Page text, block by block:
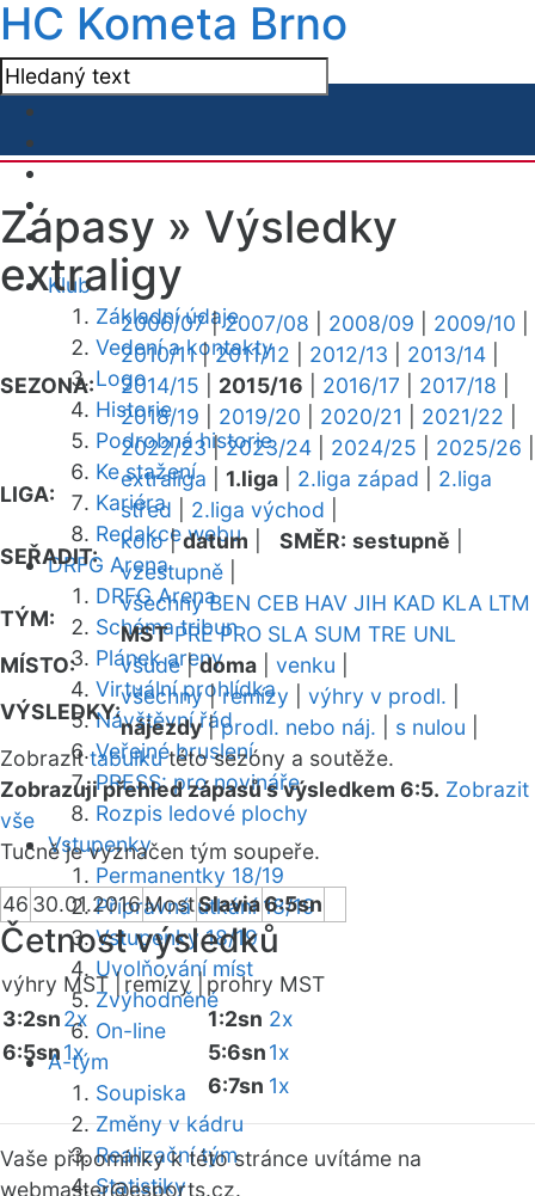
HC Kometa Brno
Klub
Základní údaje
Vedení a kontakty
Logo
Historie
Podrobná historie
Ke stažení
Kariéra
Redakce webu
DRFG Arena
DRFG Arena
Schéma tribun
Plánek areny
Virtuální prohlídka
Návštěvní řád
Veřejné bruslení
PRESS: pro novináře
Rozpis ledové plochy
Vstupenky
Permanentky 18/19
Přípravná utkání 18/19
Vstupenky 18/19
Uvolňování míst
Zvýhodněné
On-line
A-tým
Soupiska
Změny v kádru
Realizační tým
Statistiky
Zápasy » Výsledky
extraligy
SEZONA:
2006/07|2007/08 2008/09 2009/10
2010/11|2011/12 2012/13 2013/14
2014/15
2015/16 2016/17 2017/18
2018/19
2019/20 2020/21 2021/22
2022/23|2023/24 2024/25 2025/26
LIGA:
extraliga 1.liga 2.liga západ
2.liga
střed
2.liga východ
SEŘADIT:
kolo|datum SMĚR: sestupně
vzestupně
TÝM:
všechny BEN CEB HAV JIH KAD KLA LTM
MST PRE PRO SLA SUM TRE UNL
MÍSTO:
všude|doma venku
VÝSLEDKY:
všechny|remízy výhry v prodl.
nájezdy|prodl. nebo náj. s nulou
Zobrazittabulkutéto sezóny a soutěže.
Zobrazuji přehled zápasů s výsledkem 6:5. Zobrazit
vše
Tučně je vyznačen tým soupeře.
46 30.01.2016MostSlavia6:5sn
Četnost výsledků
výhry MST | remízy |prohry MST
3:2sn2x
6:5sn1x
1:2sn 2x
5:6sn1x
6:7sn 1x
Vaše připomínky k této stránce uvítáme na
webmaster@esports.cz.